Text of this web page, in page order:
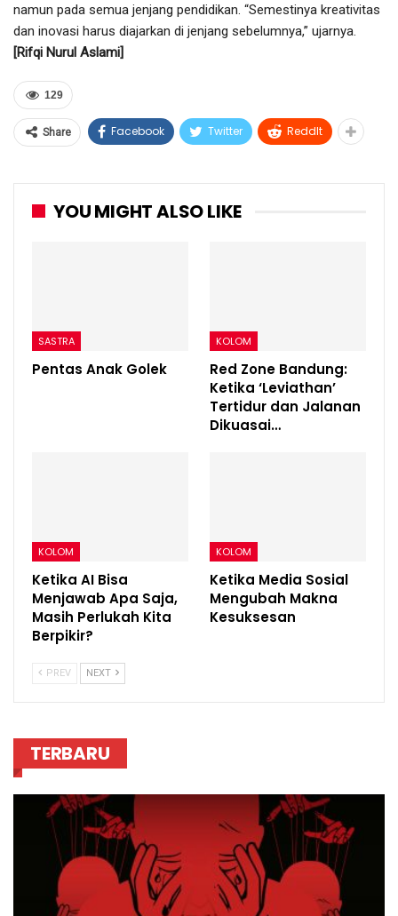
namun pada semua jenjang pendidikan. “Semestinya kreativitas
dan inovasi harus diajarkan di jenjang sebelumnya,” ujarnya.
[Rifqi Nurul Aslami]
129
Share Facebook Twitter ReddIt
YOU MIGHT ALSO LIKE
SASTRA
Pentas Anak Golek
KOLOM
Red Zone Bandung:
Ketika ‘Leviathan’
Tertidur dan Jalanan
Dikuasai…
KOLOM
Ketika AI Bisa
Menjawab Apa Saja,
Masih Perlukah Kita
Berpikir?
KOLOM
Ketika Media Sosial
Mengubah Makna
Kesuksesan
PREV NEXT
TERBARU